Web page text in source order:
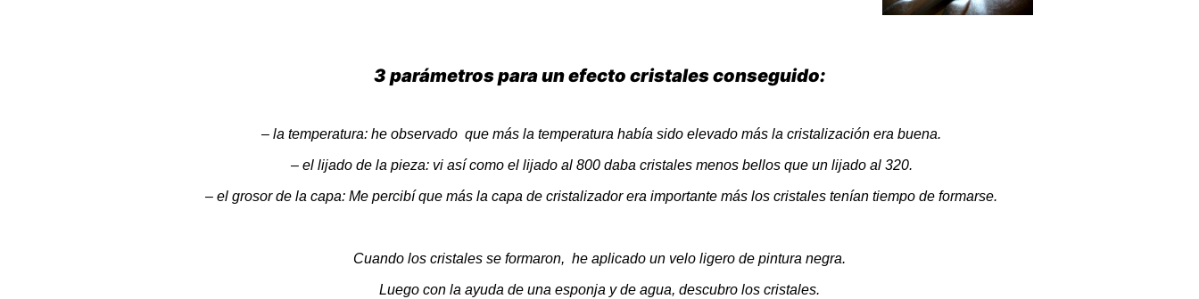
3 parámetros para un efecto cristales conseguido:
– la temperatura: he observado que más la temperatura había sido elevado más la cristalización era buena.
– el lijado de la pieza: vi así como el lijado al 800 daba cristales menos bellos que un lijado al 320.
– el grosor de la capa: Me percibí que más la capa de cristalizador era importante más los cristales tenían tiempo de formarse.
Cuando los cristales se formaron, he aplicado un velo ligero de pintura negra.
Luego con la ayuda de una esponja y de agua, descubro los cristales.